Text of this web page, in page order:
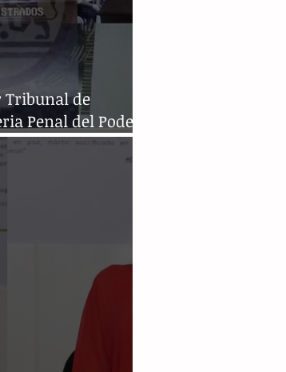
Tribunal de
Penal del Poder